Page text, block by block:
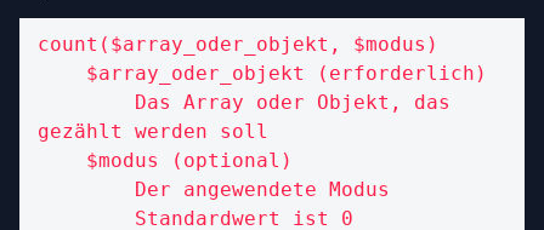
count($array_oder_objekt, $modus)
gezählt werden soll